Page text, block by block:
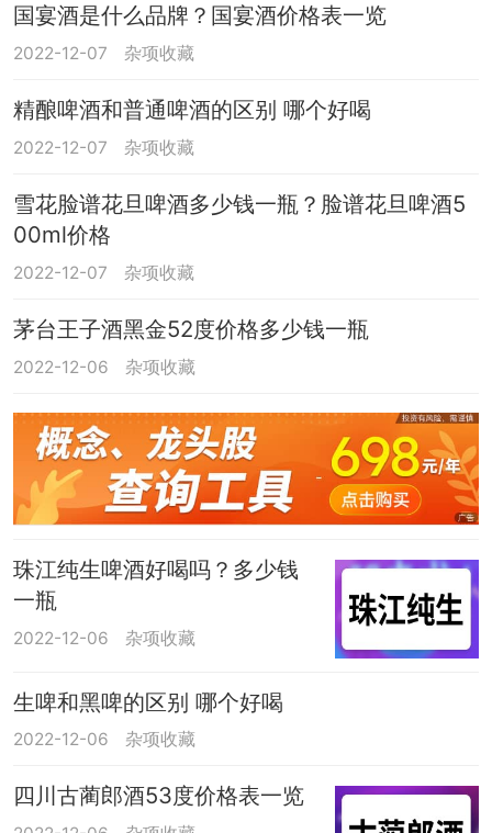
国宴酒是什么品牌？国宴酒价格表一览
2022-12-07 杂项收藏
精酿啤酒和普通啤酒的区别 哪个好喝
2022-12-07 杂项收藏
雪花脸谱花旦啤酒多少钱一瓶？脸谱花旦啤酒5
00ml价格
2022-12-07 杂项收藏
茅台王子酒黑金52度价格多少钱一瓶
2022-12-06 杂项收藏
珠江纯生啤酒好喝吗？多少钱
一瓶
2022-12-06 杂项收藏
生啤和黑啤的区别 哪个好喝
2022-12-06 杂项收藏
四川古蔺郎酒53度价格表一览